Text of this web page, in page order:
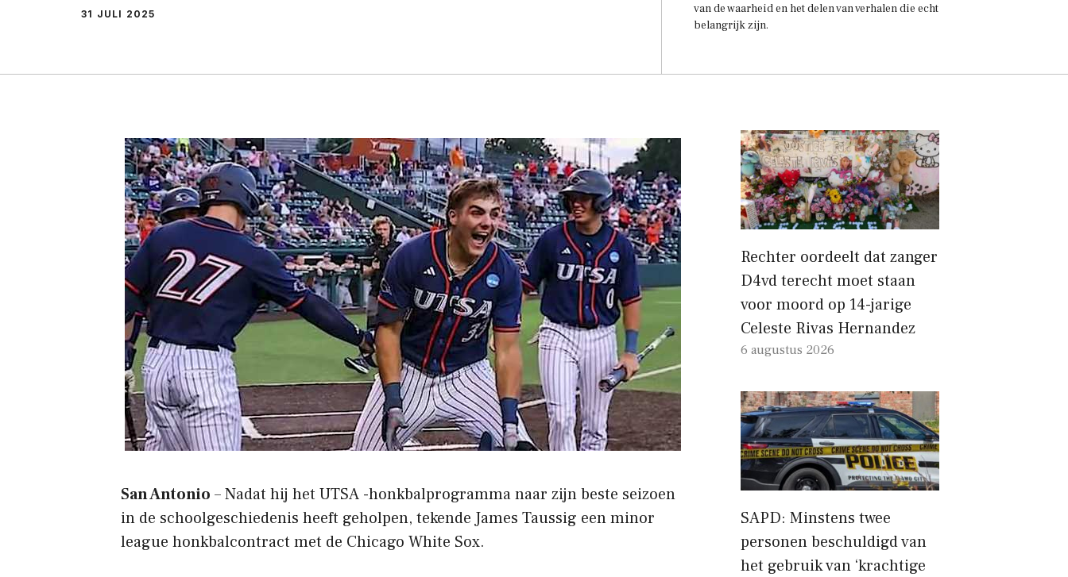
31 JULI 2025
van de waarheid en het delen van verhalen die echt
belangrijk zijn.
San Antonio – Nadat hij het UTSA -honkbalprogramma naar zijn beste seizoen
in de schoolgeschiedenis heeft geholpen, tekende James Taussig een minor
league honkbalcontract met de Chicago White Sox.
Rechter oordeelt dat zanger
D4vd terecht moet staan ​​
voor moord op 14-jarige
Celeste Rivas Hernandez
6 augustus 2026
SAPD: Minstens twee
personen beschuldigd van
het gebruik van ‘krachtige